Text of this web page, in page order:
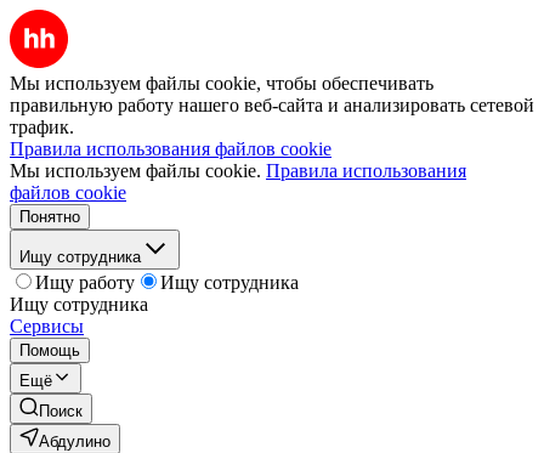
Мы используем файлы cookie, чтобы обеспечивать
правильную работу нашего веб-сайта и анализировать сетевой
трафик.
Правила использования файлов cookie
Мы используем файлы cookie. Правила использования
файлов cookie
Понятно
Ищу сотрудника
Ищу работу
Ищу сотрудника
Ищу сотрудника
Сервисы
Помощь
Ещё
Поиск
Абдулино